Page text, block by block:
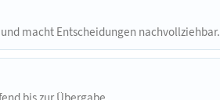
macht Entscheidungen nachvollziehbar.